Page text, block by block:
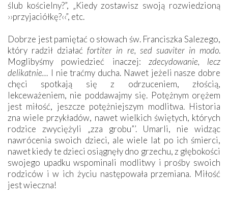
ślub kościelny?”, „Kiedy zostawisz swoją rozwiedzioną
››przyjaciółkę?‹‹”, etc.
Dobrze jest pamiętać o słowach św. Franciszka Salezego,
który radził działaćfortiter in re, sed suaviter in modo.
Moglibyśmy powiedzieć inaczej: zdecydowanie, lecz
delikatnie… I nie traćmy ducha. Nawet jeżeli nasze dobre
chęci spotkają się z odrzuceniem, złością,
lekceważeniem, nie poddawajmy się. Potężnym orężem
jest miłość, jeszcze potężniejszym modlitwa. Historia
zna wiele przykładów, nawet wielkich świętych, których
rodzice zwyciężyli „zza grobu”’. Umarli, nie widząc
nawrócenia swoich dzieci, ale wiele lat po ich śmierci,
nawet kiedy te dzieci osiągnęły dno grzechu, z głębokości
swojego upadku wspominali modlitwy i prośby swoich
rodziców i w ich życiu następowała przemiana. Miłość
jest wieczna!